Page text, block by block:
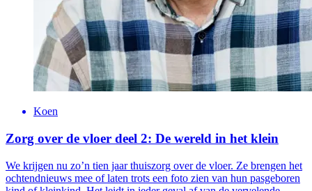
Koen
Zorg over de vloer deel 2: De wereld in het klein
We krijgen nu zo’n tien jaar thuiszorg over de vloer. Ze brengen het
ochtendnieuws mee of laten trots een foto zien van hun pasgeboren